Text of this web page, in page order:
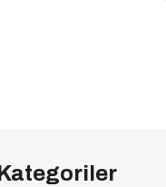
Kategoriler